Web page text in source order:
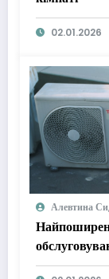
02.01.2026
Алевтина